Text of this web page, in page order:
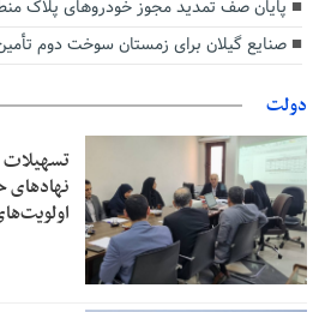
پایان صف تمدید مجوز خودروهای پلاک
صنایع گیلان برای زمستان سوخت دوم
دولت
تسهیلات
نهادهای